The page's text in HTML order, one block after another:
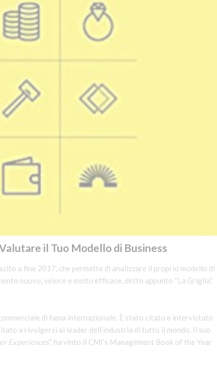
il Tuo Modello di Business
a fine 2017, che permette di analizzare il proprio modello di
nuovo, veloce e molto efficace, detto appunto “La Griglia”.
di fama internazionale. È stato citato e intervistato
a rivolgersi ai leader dell’industria di tutto il mondo. Il suo
Experiences”, ha vinto il CMI’s Management Book of the Year